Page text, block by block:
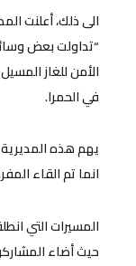
الى ذلك، أعلنت
“تداولت بعض
الأمن للغاز
في الحمرا.
يهم هذه المديرية
انما تم القاء
المسيرات التي
حيث أضاء